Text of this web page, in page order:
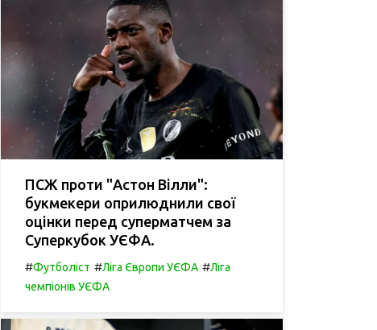
ПСЖ проти "Астон Вілли":
букмекери оприлюднили свої
оцінки перед суперматчем за
Суперкубок УЄФА.
#Футболіст #Ліга Європи УЄФА #Ліга
чемпіонів УЄФА